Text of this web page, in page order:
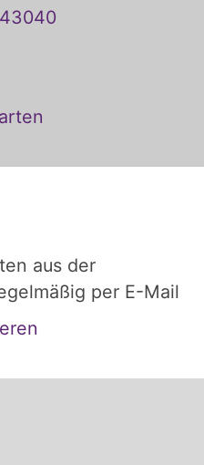
aus der
per E-Mail